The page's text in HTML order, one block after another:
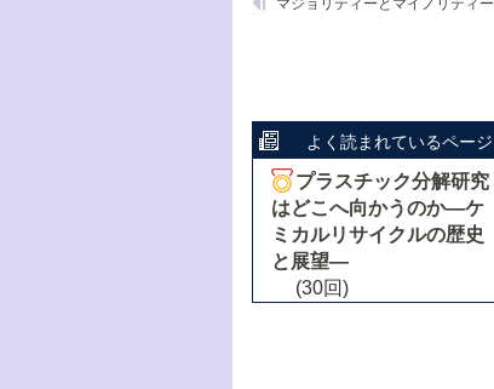
マジョリティーとマイノリティー
よく読まれているページ
プラスチック分解研究
はどこへ向かうのか―ケ
ミカルリサイクルの歴史
と展望―
(30回)